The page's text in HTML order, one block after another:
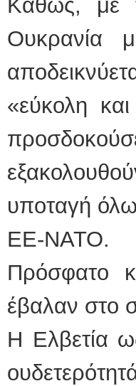
Καθώς, με
Ουκρανία
«εύκολη
υποταγή
ΕΕ-ΝΑΤΟ.
Πρόσφατο
έβαλαν στο
Η Ελβετία